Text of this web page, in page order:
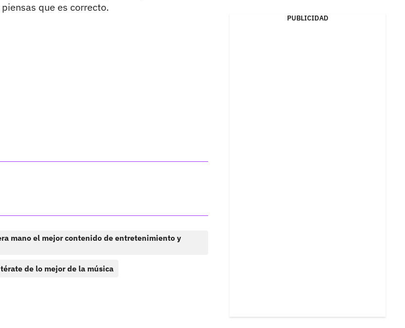
que es correcto.
mano el mejor contenido de entretenimiento y
de lo mejor de la música
PUBLICIDAD